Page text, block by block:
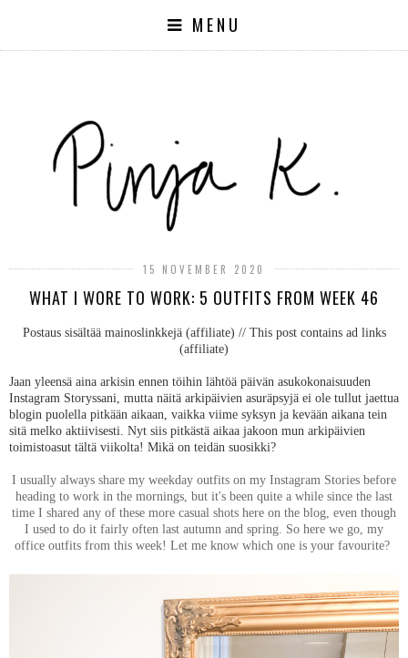
MENU
15 NOVEMBER 2020
WHAT I WORE TO WORK: 5 OUTFITS FROM WEEK 46
Postaus sisältää mainoslinkkejä (affiliate) // This post contains ad links
(affiliate)
Jaan yleensä aina arkisin ennen töihin lähtöä päivän asukokonaisuuden
Instagram Storyssani, mutta näitä arkipäivien asuräpsyjä ei ole tullut jaettua
blogin puolella pitkään aikaan, vaikka viime syksyn ja kevään aikana tein
sitä melko aktiivisesti. Nyt siis pitkästä aikaa jakoon mun arkipäivien
toimistoasut tältä viikolta! Mikä on teidän suosikki?
I usually always share my weekday outfits on my Instagram Stories before
heading to work in the mornings, but it's been quite a while since the last
time I shared any of these more casual shots here on the blog, even though
I used to do it fairly often last autumn and spring. So here we go, my
office outfits from this week! Let me know which one is your favourite?